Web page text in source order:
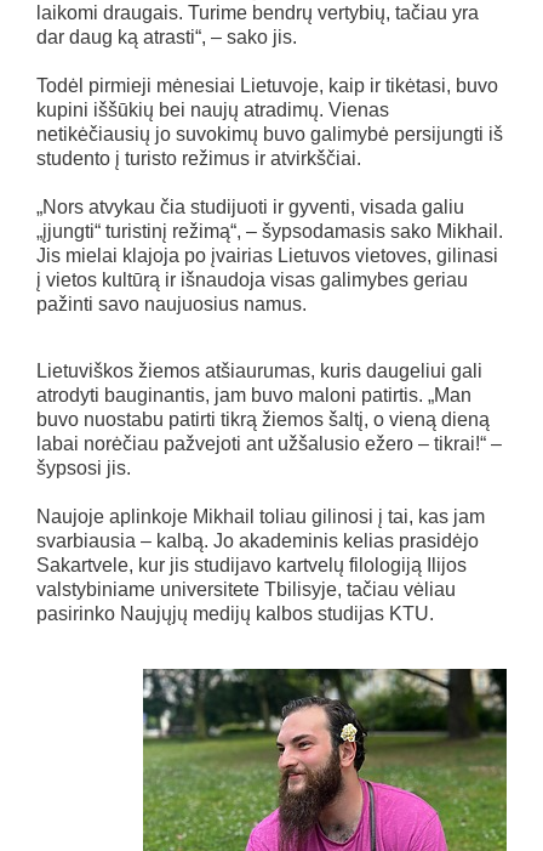
laikomi draugais. Turime bendrų vertybių, tačiau yra
dar daug ką atrasti“, – sako jis.
Todėl pirmieji mėnesiai Lietuvoje, kaip ir tikėtasi, buvo
kupini iššūkių bei naujų atradimų. Vienas
netikėčiausių jo suvokimų buvo galimybė persijungti iš
studento į turisto režimus ir atvirkščiai.
„Nors atvykau čia studijuoti ir gyventi, visada galiu
„įjungti“ turistinį režimą“, – šypsodamasis sako Mikhail.
Jis mielai klajoja po įvairias Lietuvos vietoves, gilinasi
į vietos kultūrą ir išnaudoja visas galimybes geriau
pažinti savo naujuosius namus.
Lietuviškos žiemos atšiaurumas, kuris daugeliui gali
atrodyti bauginantis, jam buvo maloni patirtis. „Man
buvo nuostabu patirti tikrą žiemos šaltį, o vieną dieną
labai norėčiau pažvejoti ant užšalusio ežero – tikrai!“ –
šypsosi jis.
Naujoje aplinkoje Mikhail toliau gilinosi į tai, kas jam
svarbiausia – kalbą. Jo akademinis kelias prasidėjo
Sakartvele, kur jis studijavo kartvelų filologiją Ilijos
valstybiniame universitete Tbilisyje, tačiau vėliau
pasirinko Naujųjų medijų kalbos studijas KTU.